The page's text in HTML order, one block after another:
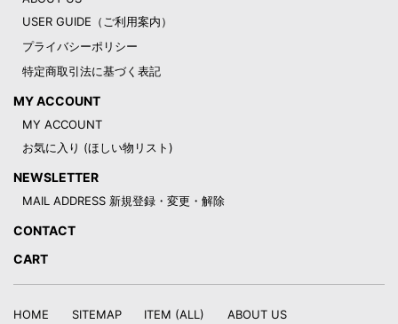
USER GUIDE（ご利用案内）
プライバシーポリシー
特定商取引法に基づく表記
MY ACCOUNT
MY ACCOUNT
お気に入り (ほしい物リスト)
NEWSLETTER
MAIL ADDRESS 新規登録・変更・解除
CONTACT
CART
HOME SITEMAP ITEM (ALL) ABOUT US